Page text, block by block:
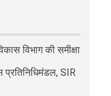
विभाग की समीक्षा
प्रतिनिधिमंडल, SIR